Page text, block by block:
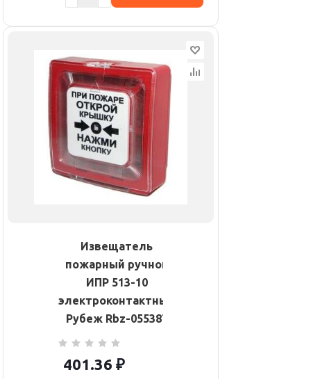
Извещатель
пожарный ручной
ИПР 513-10
электроконтактный
Рубеж Rbz-055387
401.36 ₽